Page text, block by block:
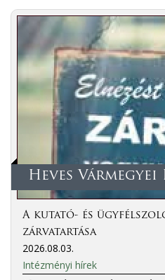
Heves
A kutató- és
zárvatartása
2026.08.03.
Intézményi hírek